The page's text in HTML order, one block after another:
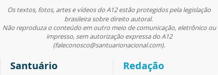
Os textos, fotos, artes e vídeos do A12 estão protegidos pela legislação
brasileira sobre direito autoral.
Não reproduza o conteúdo em outro meio de comunicação, eletrônico ou
impresso, sem autorização expressa do A12
(faleconosco@santuarionacional.com).
Santuário Redação